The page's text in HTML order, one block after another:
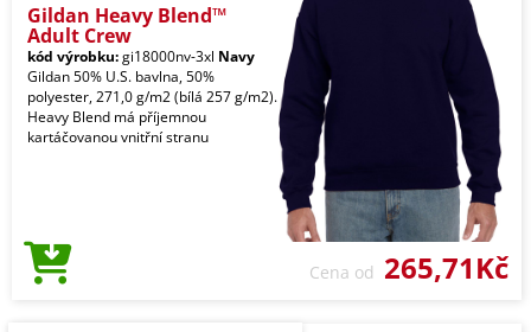
Gildan Heavy Blend™
Adult Crew
kód výrobku:gi18000nv-3xl Navy
Gildan 50% U.S. bavlna, 50%
polyester, 271,0 g/m2 (bílá 257 g/m2).
Heavy Blend má příjemnou
kartáčovanou vnitřní stranu
Cena od 265,71Kč